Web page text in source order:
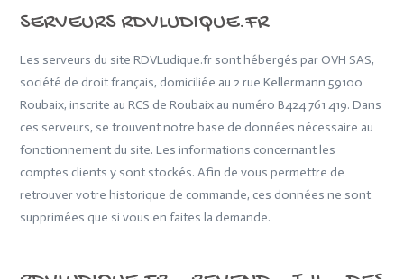
SERVEURS RDVLUDIQUE.FR
Les serveurs du site RDVLudique.fr sont hébergés par OVH SAS,
société de droit français, domiciliée au 2 rue Kellermann 59100
Roubaix, inscrite au RCS de Roubaix au numéro B424 761 419. Dans
ces serveurs, se trouvent notre base de données nécessaire au
fonctionnement du site. Les informations concernant les
comptes clients y sont stockés. Afin de vous permettre de
retrouver votre historique de commande, ces données ne sont
supprimées que si vous en faites la demande.